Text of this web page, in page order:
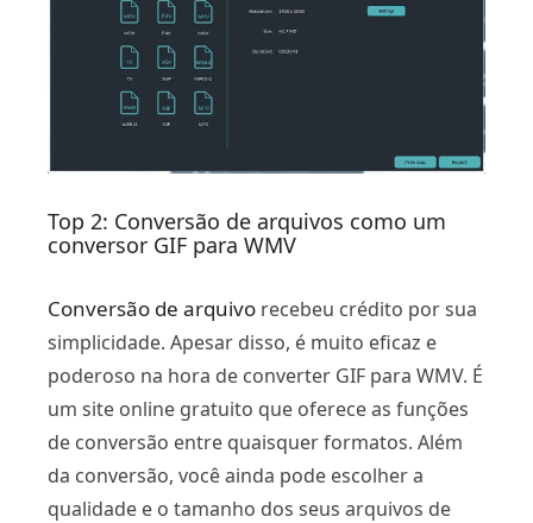
Top 2: Conversão de arquivos como um
conversor GIF para WMV
Conversão de arquivo recebeu crédito por sua
simplicidade. Apesar disso, é muito eficaz e
poderoso na hora de converter GIF para WMV. É
um site online gratuito que oferece as funções
de conversão entre quaisquer formatos. Além
da conversão, você ainda pode escolher a
qualidade e o tamanho dos seus arquivos de